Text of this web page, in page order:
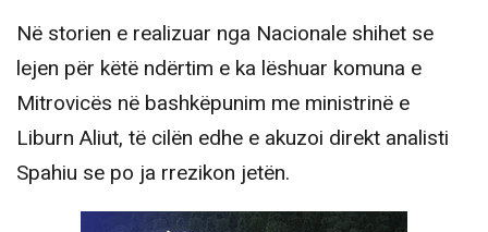
Në storien e realizuar nga Nacionale shihet se
lejen për këtë ndërtim e ka lëshuar komuna e
Mitrovicës në bashkëpunim me ministrinë e
Liburn Aliut, të cilën edhe e akuzoi direkt analisti
Spahiu se po ja rrezikon jetën.